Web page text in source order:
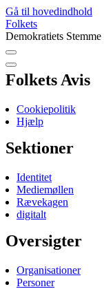
Gå til hovedindhold
Folkets
Demokratiets Stemme
Folkets Avis
Cookiepolitik
Hjælp
Sektioner
Identitet
Mediemøllen
Rævekagen
digitalt
Oversigter
Organisationer
Personer